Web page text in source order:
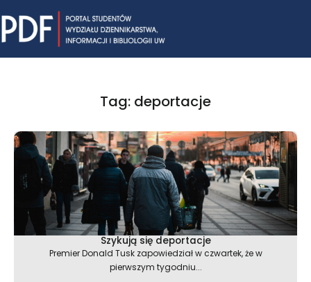
to
content
Tag: deportacje
Szykują się deportacje
Premier Donald Tusk zapowiedział w czwartek, że w
pierwszym tygodniu...